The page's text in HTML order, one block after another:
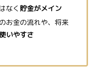
なく 貯金がメイン
お金の流れや、将来
いやすさ